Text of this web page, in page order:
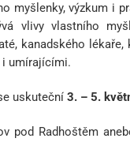
myšlenky, výzkum i
vlivy vlastního
kanadského
i umírajícími.
uskuteční 3. – 5.
pod Radhoštěm